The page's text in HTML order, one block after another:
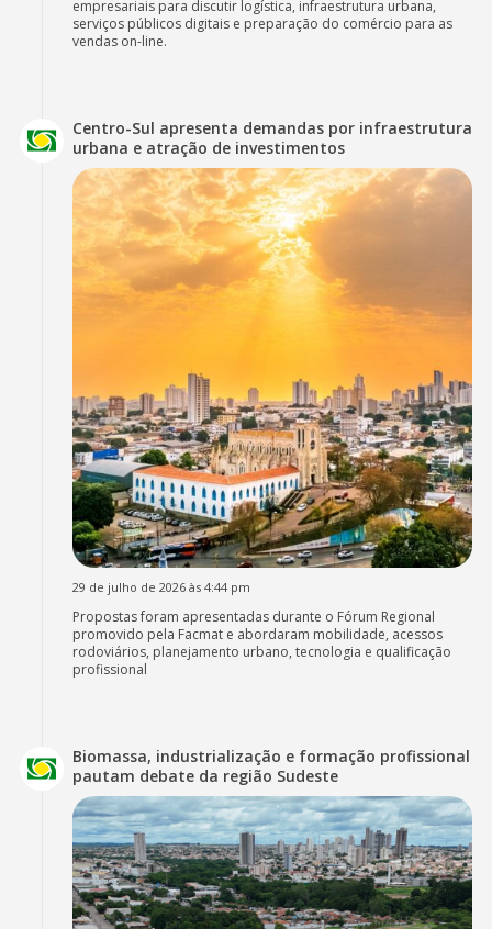
empresariais para discutir logística, infraestrutura urbana,
serviços públicos digitais e preparação do comércio para as
vendas on-line.
Centro-Sul apresenta demandas por infraestrutura
urbana e atração de investimentos
29 de julho de 2026 às 4:44 pm
Propostas foram apresentadas durante o Fórum Regional
promovido pela Facmat e abordaram mobilidade, acessos
rodoviários, planejamento urbano, tecnologia e qualificação
profissional
Biomassa, industrialização e formação profissional
pautam debate da região Sudeste